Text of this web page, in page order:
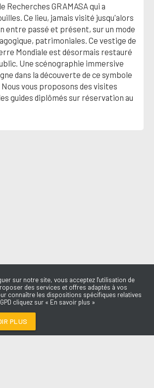
Recherches GRAMASA qui a
Ce lieu, jamais visité jusqu'alors
entre passé et présent, sur un mode
patrimoniales. Ce vestige de
Mondiale est désormais restauré
Une scénographie immersive
dans la découverte de ce symbole
Nous vous proposons des visites
guides diplômés sur réservation au
sur notre site, vous acceptez l'utilisation de
des services et offres adaptés à vos
connaître les dispositions spécifiques relatives
cliquez sur « En savoir plus »
PLUS